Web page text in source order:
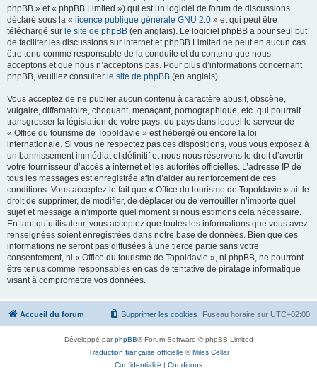
phpBB » et « phpBB Limited ») qui est un logiciel de forum de discussions
déclaré sous la « licence publique générale GNU 2.0 » et qui peut être
téléchargé sur le site de phpBB (en anglais). Le logiciel phpBB a pour seul but
de faciliter les discussions sur internet et phpBB Limited ne peut en aucun cas
être tenu comme responsable de la conduite et du contenu que nous
acceptons et que nous n’acceptons pas. Pour plus d’informations concernant
phpBB, veuillez consulter le site de phpBB (en anglais).
Vous acceptez de ne publier aucun contenu à caractère abusif, obscène,
vulgaire, diffamatoire, choquant, menaçant, pornographique, etc. qui pourrait
transgresser la législation de votre pays, du pays dans lequel le serveur de
« Office du tourisme de Topoldavie » est hébergé ou encore la loi
internationale. Si vous ne respectez pas ces dispositions, vous vous exposez à
un bannissement immédiat et définitif et nous nous réservons le droit d’avertir
votre fournisseur d’accès à internet et les autorités officielles. L’adresse IP de
tous les messages est enregistrée afin d’aider au renforcement de ces
conditions. Vous acceptez le fait que « Office du tourisme de Topoldavie » ait le
droit de supprimer, de modifier, de déplacer ou de verrouiller n’importe quel
sujet et message à n’importe quel moment si nous estimons cela nécessaire.
En tant qu’utilisateur, vous acceptez que toutes les informations que vous avez
renseignées soient enregistrées dans notre base de données. Bien que ces
informations ne seront pas diffusées à une tierce partie sans votre
consentement, ni « Office du tourisme de Topoldavie », ni phpBB, ne pourront
être tenus comme responsables en cas de tentative de piratage informatique
visant à compromettre vos données.
Accueil du forum Fuseau horaire sur UTC+02:00
Supprimer les cookies
Développé parphpBB® Forum Software © phpBB Limited
Traduction française officielle ©Miles Cellar
Confidentialité | Conditions